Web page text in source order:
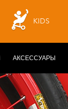
KIDS
АКСЕССУАРЫ